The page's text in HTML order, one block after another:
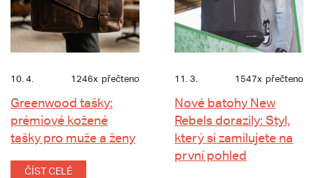
10. 4. 1246x přečteno
Greenwood tašky:
prémiové kožené
tašky pro muže a ženy
ČÍST CELÉ
11. 3. 1547x přečteno
Nové batohy New
Rebels dorazily: Styl,
který si zamilujete na
první pohled